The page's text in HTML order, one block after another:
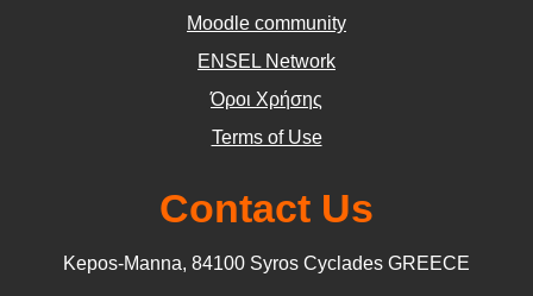
Moodle community
ΕΝSEL Network
Όροι Χρήσης
Terms of Use
Contact Us
Kepos-Manna, 84100 Syros Cyclades GREECE